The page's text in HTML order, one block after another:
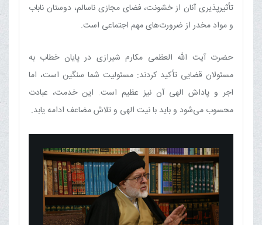
تأثیرپذیری آنان از خشونت، فضای مجازی ناسالم، دوستان ناباب
و مواد مخدر از ضرورت‌های مهم اجتماعی است.
حضرت آیت الله العظمی مکارم شیرازی در پایان خطاب به
مسئولان قضایی تأکید کردند: مسئولیت شما سنگین است، اما
اجر و پاداش الهی آن نیز عظیم است. این خدمت، عبادت
محسوب می‌شود و باید با نیت الهی و تلاش مضاعف ادامه یابد.